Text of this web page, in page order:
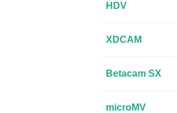
HDV
XDCAM
Betacam SX
microMV